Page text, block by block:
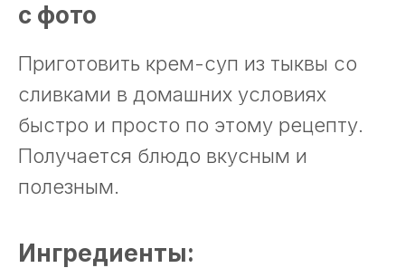
с фото
Приготовить крем-суп из тыквы со
сливками в домашних условиях
быстро и просто по этому рецепту.
Получается блюдо вкусным и
полезным.
Ингредиенты: